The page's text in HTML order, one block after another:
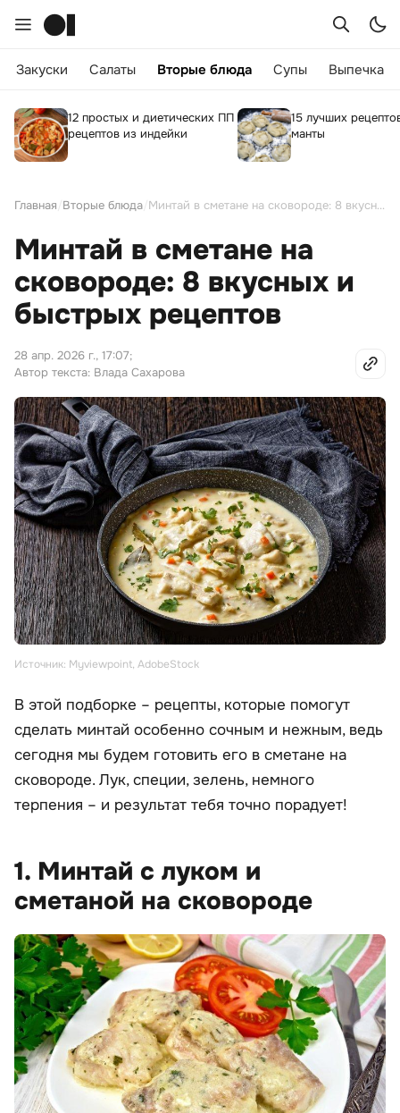
Закуски Салаты Вторые блюда Супы Выпечка
12 простых и диетических ПП
рецептов из индейки
15 лучших
манты
Главная Вторые блюда Минтай в сметане на сковороде: 8 вкусных и быстрых рецептов
Минтай в сметане на
сковороде: 8 вкусных и
быстрых рецептов
28 апр. 2026 г., 17:07;
Автор текста: Влада Сахарова
Источник: Myviewpoint, AdobeStock
В этой подборке – рецепты, которые помогут
сделать минтай особенно сочным и нежным, ведь
сегодня мы будем готовить его в сметане на
сковороде. Лук, специи, зелень, немного
терпения – и результат тебя точно порадует!
1. Минтай с луком и
сметаной на сковороде